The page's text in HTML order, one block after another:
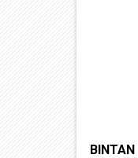
BINTAN